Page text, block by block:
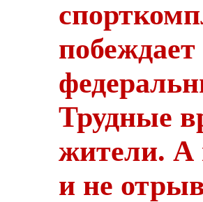
Трудные
жители. А
и не